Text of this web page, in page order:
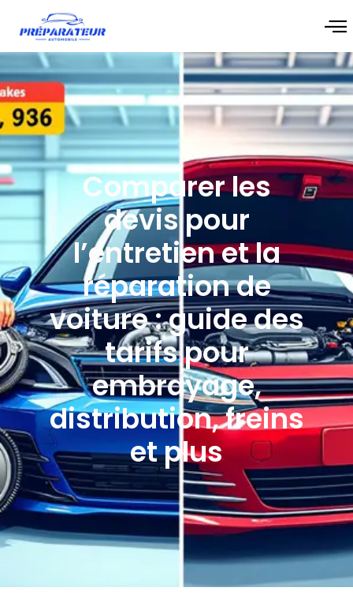
Comparer les
devis pour
l’entretien et la
réparation de
voiture : guide des
tarifs pour
embrayage,
distribution, freins
et plus